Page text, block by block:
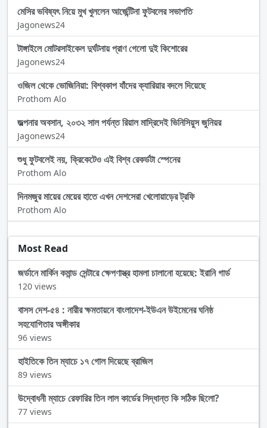
মেসির ভবিষ্যৎ নিয়ে মুখ খুললেন আর্জেন্টিনা ফুটবলের সভাপতি
Jagonews24
টাঙ্গাইলে মোটরসাইকেল দুর্ঘটনায় প্রাণ গেলো দুই কিশোরের
Jagonews24
ওজিল থেকে ভোজিনিয়া: বিশ্বকাপ যাঁদের ক্যারিয়ার বদলে দিয়েছে
Prothom Alo
জল্পনার অবসান, ২০৩২ সাল পর্যন্ত রিয়াল মাদ্রিদেই ভিনিসিয়ুস জুনিয়র
Jagonews24
শুধু ফুটবলেই নয়, ক্রিকেটেও এই বিশ্ব রেকর্ডটা স্পেনের
Prothom Alo
দিনমজুর মায়ের মেয়ের হাতে এখন দেশসেরা খেলোয়াড়ের ট্রফি
Prothom Alo
Most Read
জর্ডানে মার্কিন কমান্ড সেন্টারে ক্ষেপণাস্ত্র হামলা চালানো হয়েছে: ইরানি গার্ড
120 views
বাসস দেশ-৫৪ : নারীর ক্ষমতায়নে বাংলাদেশ-ইউএন উইমেনের ঘনিষ্ঠ
সহযোগিতার অঙ্গীকার
96 views
হাইতিকে তিন ম্যাচে ১৭ গোল দিয়েছে ব্রাজিল
89 views
উদ্বোধনী ম্যাচে রেফারির তিন লাল কার্ডের সিদ্ধান্ত কি সঠিক ছিলো?
77 views